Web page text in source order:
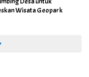
Wisata Geopark